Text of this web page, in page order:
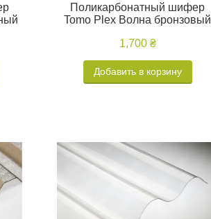
Поликарбонатный шифер
Tomo Plex Волна бронзовый
1,700 ₴
Добавить в корзину